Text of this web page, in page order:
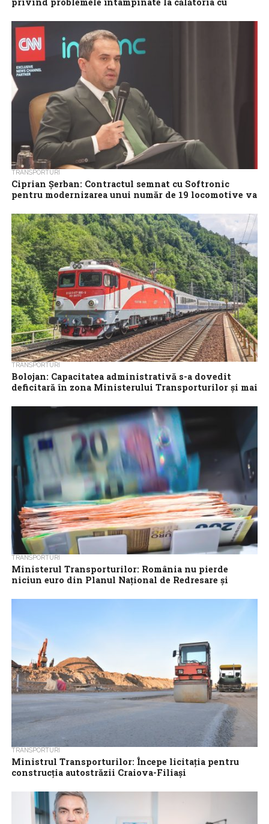
privind problemele întâmpinate la călătoria cu
Un formular online prin care se pot semnala problemele
întâmpinate în timpul călătoriilor cu trenul a fost lansat de
Ministerul Transporturilor, informațiile...
TRANSPORTURI
Ciprian Șerban: Contractul semnat cu Softronic
pentru modernizarea unui număr de 19 locomotive va
CFR Călători va beneficia de ultimele patru locomotive
modernizate mai devreme decât era termenul contractual, după
ce Softronic a anunțat livrarea acestora...
TRANSPORTURI
Bolojan: Capacitatea administrativă s-a dovedit
deficitară în zona Ministerului Transporturilor și mai
Premierul Ilie Bolojan a declarat, marți, că sunt întârzieri foarte
mari la toate lucrările pe calea ferată și 20 de ani nu...
TRANSPORTURI
Ministerul Transporturilor: România nu pierde
niciun euro din Planul Național de Redresare și
TRANSPORTURI
Ministrul Transporturilor: Începe licitaţia pentru
construcţia autostrăzii Craiova-Filiaşi
licitaţiei pentru construcţia autostrăzii Craiova-Filiaşi, de 51 km.
Documentaţia pentru lansarea în licitaţie a construcţiei primului...